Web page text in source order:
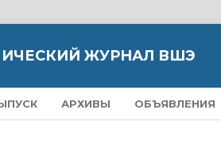
ЖУРНАЛ ВШЭ
АРХИВЫ ОБЪЯВЛЕНИЯ